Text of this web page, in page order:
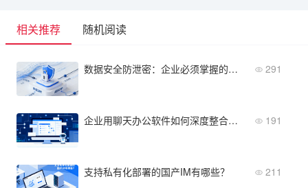
相关推荐 随机阅读
数据安全防泄密：企业必须掌握的核心概念与防护策略 291
企业用聊天办公软件如何深度整合业务流程，提升效率 191
支持私有化部署的国产IM有哪些？ 211